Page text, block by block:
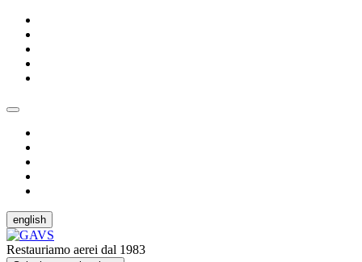
english
Restauriamo aerei dal 1983